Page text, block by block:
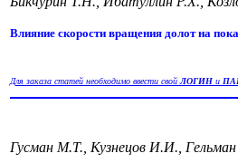
Влияние скорости вращения долот на
Для заказа статей необходимо ввести свойЛОГИН и
Гусман М.Т., Кузнецов И.И.,